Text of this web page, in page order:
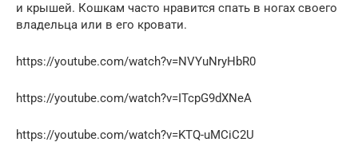
и крышей. Кошкам часто нравится спать в ногах своего
владельца или в его кровати.
https://youtube.com/watch?v=NVYuNryHbR0
https://youtube.com/watch?v=ITcpG9dXNeA
https://youtube.com/watch?v=KTQ-uMCiC2U